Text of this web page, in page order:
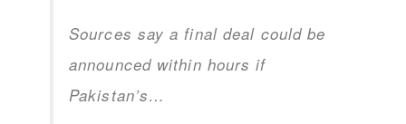
Sources say a final deal could be
announced within hours if
Pakistan’s…